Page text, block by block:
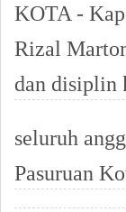
KOTA -
Rizal
dan disiplin
seluruh
Pasuruan